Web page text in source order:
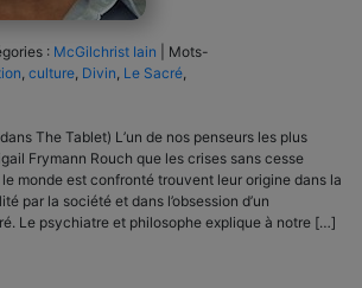
: McGilchrist Iain
Mots-
culture Divin Le Sacré
The Tablet) L’un de nos penseurs les plus
Frymann Rouch que les crises sans cesse
monde est confronté trouvent leur origine dans la
par la société et dans l’obsession d’un
Le psychiatre et philosophe explique à notre […]